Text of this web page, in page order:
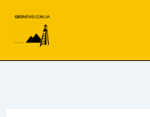
вмісту